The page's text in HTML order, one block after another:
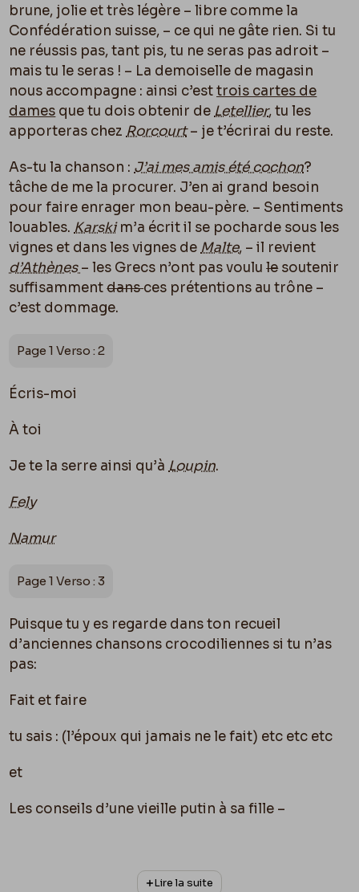
brune, jolie et très légère – libre comme la
Confédération suisse, – ce qui ne gâte rien. Si tu
ne réussis pas, tant pis, tu ne seras pas adroit –
mais tu le seras ! – La demoiselle de magasin
nous accompagne : ainsi c’esttrois cartes de
dames que tu dois obtenir de Letellier, tu les
apporteras chez Rorcourt– je t’écrirai du reste.
As-tu la chanson : J’ai mes amis été cochon?
tâche de me la procurer. J’en ai grand besoin
pour faire enrager mon beau-père. – Sentiments
louables. Karskim’a écrit il se pocharde sous les
vignes et dans les vignes de Malte, – il revient
d’Athènes– les Grecs n’ont pas voululesoutenir
suffisammentdansces prétentions au trône –
c’est dommage.
Page 1 Verso : 2
Écris-moi
À toi
Je te la serre ainsi qu’à Loupin.
Fely
Namur
Page 1 Verso : 3
Puisque tu y es regarde dans ton recueil
d’anciennes chansons crocodiliennes si tu n’as
pas:
Fait et faire
tu sais : (l’époux qui jamais ne le fait) etc etc etc
et
Les conseils d’une vieille putin à sa fille –
T’en trouveras qu’auront bien des caprices
Lire la suite